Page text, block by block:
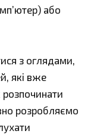
або
з оглядами,
які вже
розробляємо